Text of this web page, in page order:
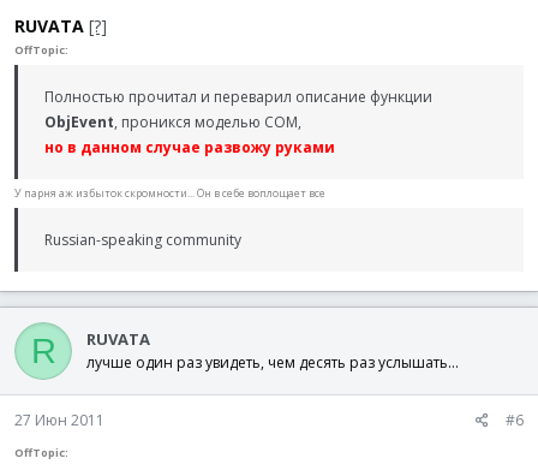
RUVATA [?]
OffTopic:
Полностью прочитал и переварил описание функции
ObjEvent, проникся моделью COM,
но в данном случае развожу руками
У парня аж избыток скромности... Он в себе воплощает все
Russian-speaking community
R RUVATA
лучше один раз увидеть, чем десять раз услышать...
27 Июн 2011 #6
OffTopic: